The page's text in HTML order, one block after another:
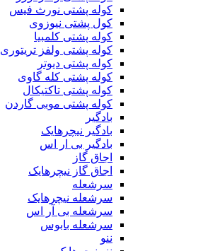
کوله پشتی نورث فیس
کول پشتی نیوزوی
کوله پشتی کلمبیا
کوله پشتی ولفز تریتوری
کوله پشتی دیوتر
کوله پشتی کله گاوی
کوله پشتی تاکتیکال
کوله پشتی موبی گاردن
بادگیر
بادگیر نیچرهایک
بادگیر بی ار اس
اجاق گاز
اجاق گاز نیچرهایک
سرشعله
سرشعله نیچرهایک
سرشعله بی آر اس
سرشعله بابوس
ننو